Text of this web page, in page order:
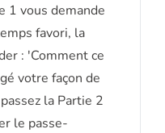
1 vous demande
favori, la
: 'Comment ce
votre façon de
la Partie 2
le passe-